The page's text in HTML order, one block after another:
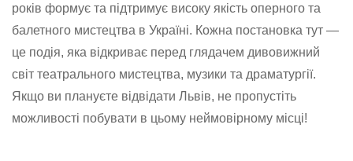
років формує та підтримує високу якість оперного та
балетного мистецтва в Україні. Кожна постановка тут —
це подія, яка відкриває перед глядачем дивовижний
світ театрального мистецтва, музики та драматургії.
Якщо ви плануєте відвідати Львів, не пропустіть
можливості побувати в цьому неймовірному місці!